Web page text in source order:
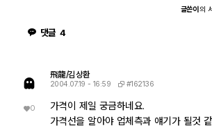
글쓴이의
댓글 4
0
飛龍/김상환
2004.07.19 - 16:59 #162136
가격이 제일 궁금하네요.
가격선을 알아야 업체측과 얘기가 될것